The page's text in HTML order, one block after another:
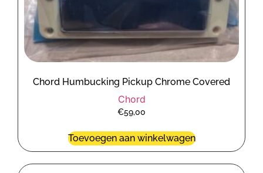
Chord Humbucking Pickup Chrome Covered
Chord
€59,00
Toevoegen aan winkelwagen